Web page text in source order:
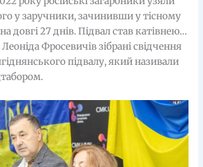
у заручники, зачинивши у тісному
довгі 27 днів. Підвал став катівнею…
Фросевичів зібрані свідчення
підвалу, який називали